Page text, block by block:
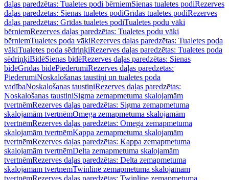
daļas paredzētas: Tualetes podi bērniemSienas tualetes podiRezerves
daļas paredzētas: Sienas tualetes podiGrīdas tualetes podiRezerves
daļas paredzētas: Grīdas tualetes podiTualetes podu vāki
bērniemRezerves daļas paredzētas: Tualetes podu vāki
bērniemTualetes poda vākiRezerves daļas paredzētas: Tualetes poda
vākiTualetes poda sēdriņķiRezerves daļas paredzētas: Tualetes poda
sēdriņķiBidēSienas bidēRezerves daļas paredzētas: Sienas
bidēGrīdas bidēPiederumiRezerves daļas paredzētas:
PiederumiNoskalošanas taustiņi un tualetes poda
vadībaNoskalošanas taustiņiRezerves daļas paredzētas:
Noskalošanas taustiņiSigma zemapmetuma skalojamām
tvertnēmRezerves daļas paredzētas: Sigma zemapmetuma
skalojamām tvertnēmOmega zemapmetuma skalojamām
tvertnēmRezerves daļas paredzētas: Omega zemapmetuma
skalojamām tvertnēmKappa zemapmetuma skalojamām
tvertnēmRezerves daļas paredzētas: Kappa zemapmetuma
skalojamām tvertnēmDelta zemapmetuma skalojamām
tvertnēmRezerves daļas paredzētas: Delta zemapmetuma
skalojamām tvertnēmTwinline zemapmetuma skalojamām
tvertnēmRezerves daļas paredzētas: Twinline zemapmetuma